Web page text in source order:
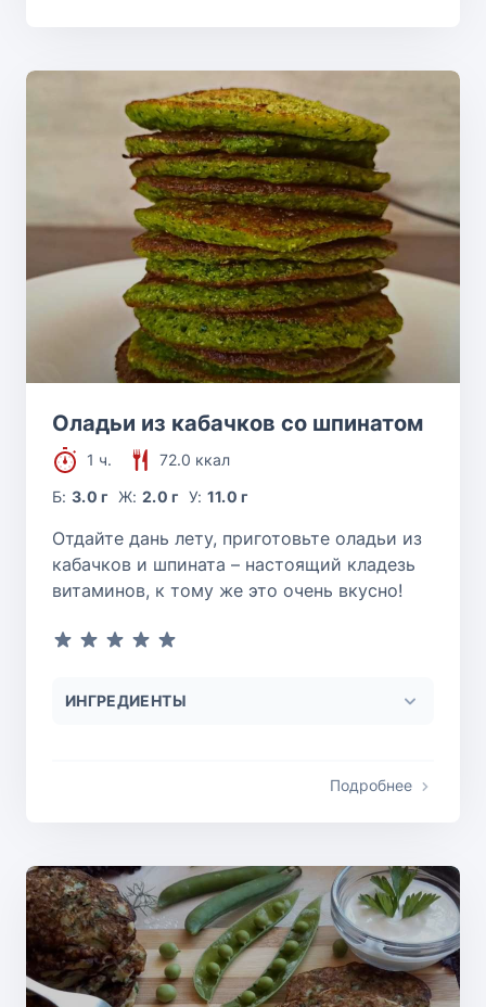
Оладьи из кабачков со шпинатом
1 ч.
72.0 ккал
Б:3.0 г Ж: 2.0 г У: 11.0 г
Отдайте дань лету, приготовьте оладьи из
кабачков и шпината – настоящий кладезь
витаминов, к тому же это очень вкусно!
ИНГРЕДИЕНТЫ
Подробнее